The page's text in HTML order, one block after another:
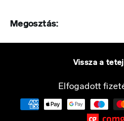
Megosztás:
Vissza a
Elfogadott